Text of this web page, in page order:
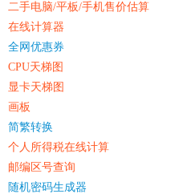
二手电脑/平板/手机售价估算
在线计算器
全网优惠券
CPU天梯图
显卡天梯图
画板
简繁转换
个人所得税在线计算
邮编区号查询
随机密码生成器